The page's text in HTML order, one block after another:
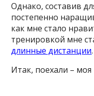
Однако, составив
постепенно
как мне стало
тренировкой мне
длинные дистанции.
Итак, поехали –